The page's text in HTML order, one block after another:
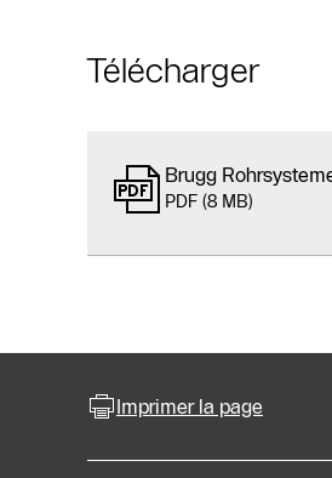
Télécharger
Brugg
PDF (8 MB)
Imprimer la page